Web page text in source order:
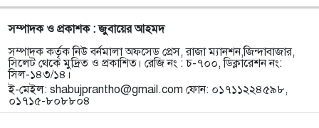
সম্পাদক ও প্রকাশক : জুবায়ের আহমদ
সম্পাদক কর্তৃক নিউ বর্নমালা অফসেড প্রেস, রাজা ম্যানশন,জিন্দাবাজার,
সিলেট থেকে মুদ্রিত ও প্রকাশিত। রেজি নং : চ-৭০০, ডিক্লারেশন নং:
সিল-১৪৩/১৪।
ই-মেইল: shabujprantho@gmail.com ফোন: ০১৭১১২২৪৫৯৮,
০১৭১৫-৮০৮৮০৪